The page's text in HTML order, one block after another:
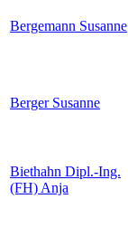
Bergemann Susanne
Berger Susanne
Biethahn Dipl.-Ing.
(FH) Anja